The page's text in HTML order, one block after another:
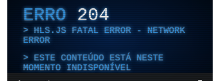
ERRO204
HLS.JS FATAL ERROR - NETWORK
ERROR
ESTE CONTEÚDO ESTÁ NESTE
MOMENTO INDISPONÍVEL